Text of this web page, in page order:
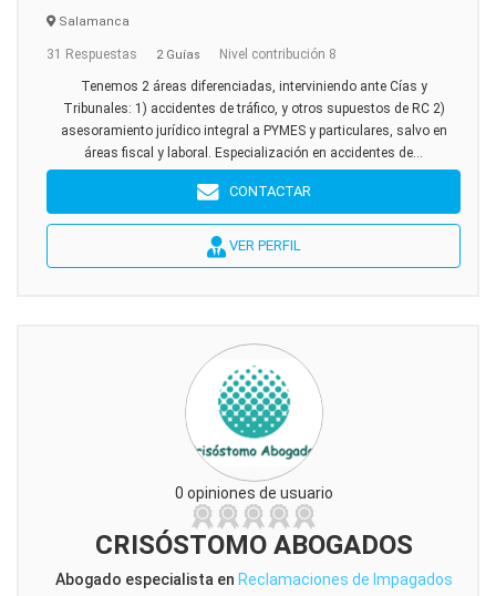
Salamanca
31 Respuestas 2 Guías Nivel contribución 8
Tenemos 2 áreas diferenciadas, interviniendo ante Cías y
Tribunales: 1) accidentes de tráfico, y otros supuestos de RC 2)
asesoramiento jurídico integral a PYMES y particulares, salvo en
áreas fiscal y laboral. Especialización en accidentes de...
CONTACTAR
VER PERFIL
0 opiniones de usuario
CRISÓSTOMO ABOGADOS
Abogado especialista en Reclamaciones de Impagados